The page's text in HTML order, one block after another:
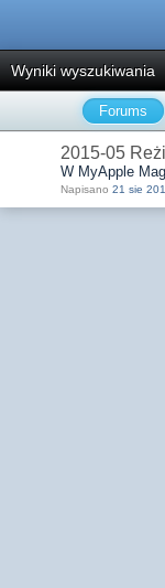
Wyniki wyszukiwania
Forums
2015-05
W MyApple
Napisano 21 sie